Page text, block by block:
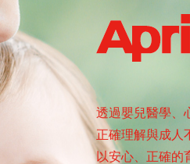
透過嬰兒醫學、
正確理解與成人
以安心、正確的